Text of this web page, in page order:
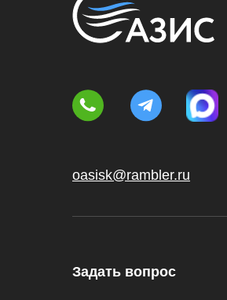
oasisk@rambler.ru
Задать вопрос